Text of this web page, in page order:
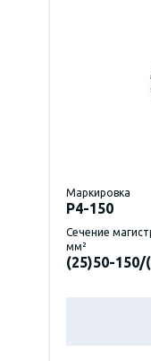
Маркировка
P4-150
Сечение
мм²
(25)50-150/